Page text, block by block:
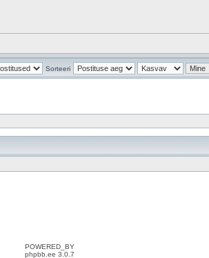
Sorteeri
POWERED_BY
phpbb.ee 3.0.7